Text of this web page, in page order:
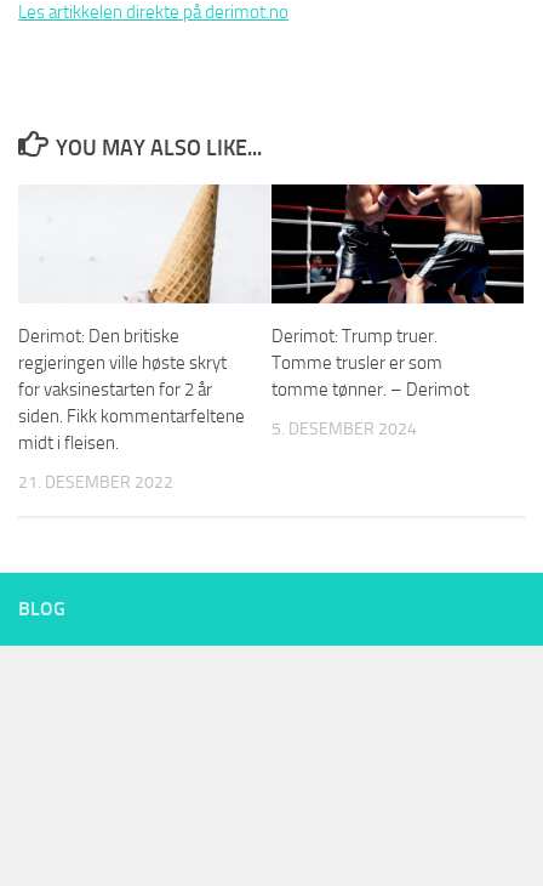
Les artikkelen direkte på derimot.no
YOU MAY ALSO LIKE...
Derimot: Den britiske
regjeringen ville høste skryt
for vaksinestarten for 2 år
siden. Fikk kommentarfeltene
midt i fleisen.
21. DESEMBER 2022
Derimot: Trump truer.
Tomme trusler er som
tomme tønner. – Derimot
5. DESEMBER 2024
BLOG